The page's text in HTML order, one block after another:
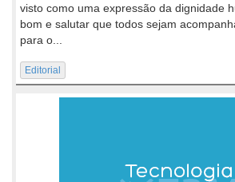
visto como uma expressão da dignidade
bom e salutar que todos sejam
para o...
Editorial